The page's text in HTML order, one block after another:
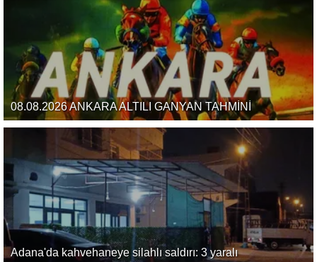
08.08.2026 ANKARA ALTILI GANYAN TAHMİNİ
Adana'da kahvehaneye silahlı saldırı: 3 yaralı